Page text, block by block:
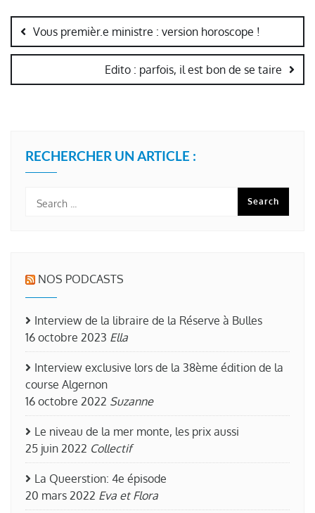
de
l’article
Vous premièr.e ministre : version horoscope !
Edito : parfois, il est bon de se taire
RECHERCHER UN ARTICLE :
NOS PODCASTS
Interview de la libraire de la Réserve à Bulles
16 octobre 2023 Ella
Interview exclusive lors de la 38ème édition de la
course Algernon
16 octobre 2022 Suzanne
Le niveau de la mer monte, les prix aussi
25 juin 2022 Collectif
La Queerstion: 4e épisode
20 mars 2022 Eva et Flora